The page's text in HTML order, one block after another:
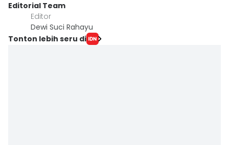
Editorial Team
Editor
Dewi Suci Rahayu
Tonton lebih seru di